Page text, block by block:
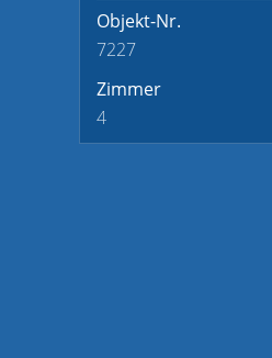
Objekt-Nr.
7227
Zimmer
4